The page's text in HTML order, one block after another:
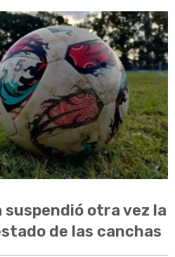
suspendió otra vez la
de las canchas